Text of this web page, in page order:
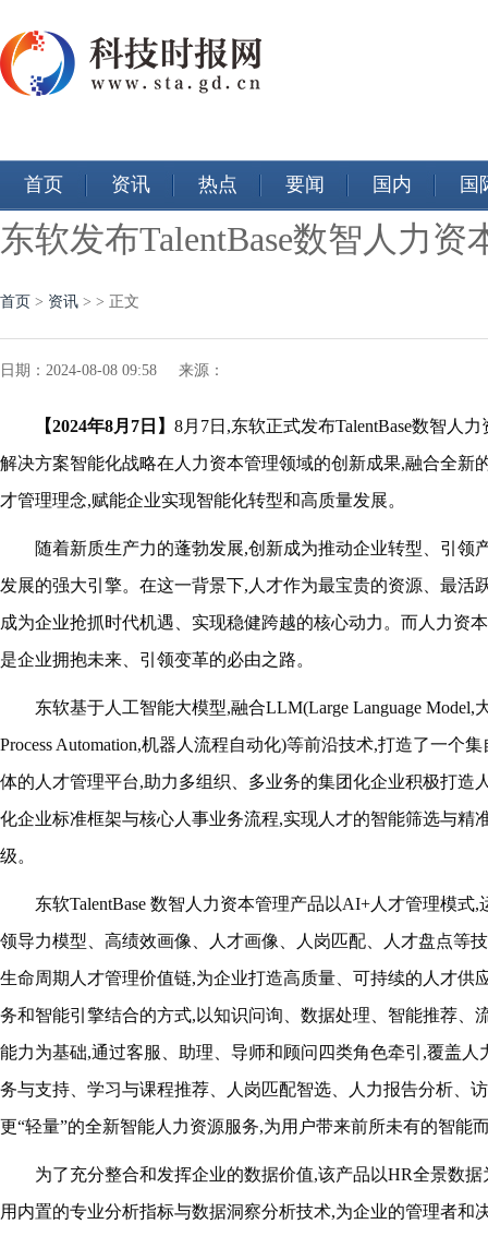
首页 资讯 热点 要闻 国内 国
东软发布TalentBase数智人力资
首页 > 资讯 > > 正文
日期：2024-08-08 09:58 来源：
【2024年8月7日】 8月7日,东软正式发布TalentBase数智人
解决方案智能化战略在 人力资本管理领域的创新成果,融合全新
才管理理念,赋能企业实现智能化转型和高质量发展。
随着新质生产力的蓬勃发展,创新成为推动企业转型、引领
发展的强大引擎。在这一背景下,人才作为最宝贵的资源、最活
成为企业抢抓时代机遇、实现稳健跨越的核心动力。而人力资本
是企业拥抱未来、引领变革的必由之路。
东软基于人工智能大模型,融合LLM(Large Language Model,
Process Automation,机器人流程自动化)等前沿技术,打造了一个
体的人才管理平台,助力多组织、多业务的集团化企业积极打造
化企业标准框架与核心人事业务流程,实现人才的智能筛选与精
级。
东软TalentBase 数智人力资本管理产品以AI+人才管理模式
领导力模型、高绩效画像、人才画像、人岗匹配、人才盘点等
生命周期人才管理价值链,为企业打造高质量、可持续的人才供
务和智能引擎结合的方式,以知识问询、数据处理、智能推荐、
能力为基础,通过客服、助理、导师和顾问四类角色牵引,覆盖人
务与支持、学习与课程推荐、人岗匹配智选、人力报告分析、
更“轻量”的全新智能人力资源服务,为用户带来前所未有的智能
为了充分整合和发挥企业的数据价值,该产品以HR全景数
用内置的专业分析指标与数据洞察分析技术,为企业的管理者和